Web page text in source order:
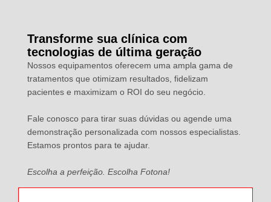
Transforme sua clínica com
tecnologias de última geração
Nossos equipamentos oferecem uma ampla gama de
tratamentos que otimizam resultados, fidelizam
pacientes e maximizam o ROI do seu negócio.
Fale conosco para tirar suas dúvidas ou agende uma
demonstração personalizada com nossos especialistas.
Estamos prontos para te ajudar.
Escolha a perfeição. Escolha Fotona!